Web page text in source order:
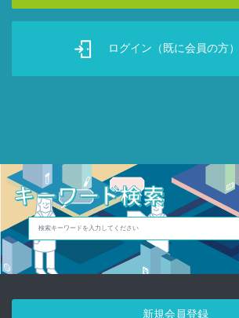
ログイン（既に会員の方）
新規会員登録